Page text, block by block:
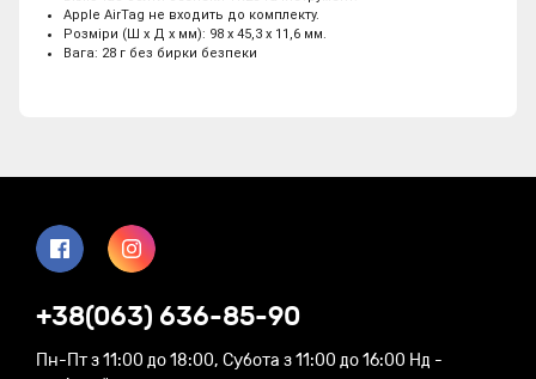
Apple AirTag не входить до комплекту.
Розміри (Ш х Д х мм): 98 x 45,3 x 11,6 мм.
Вага: 28 г без бирки безпеки
+38(063) 636-85-90
Пн-Пт з 11:00 до 18:00, Субота з 11:00 до 16:00 Нд -